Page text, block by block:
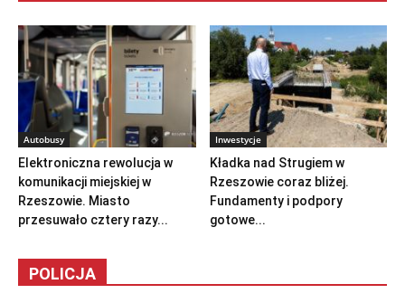
Autobusy
Elektroniczna rewolucja w
komunikacji miejskiej w
Rzeszowie. Miasto
przesuwało cztery razy...
Inwestycje
Kładka nad Strugiem w
Rzeszowie coraz bliżej.
Fundamenty i podpory
gotowe...
POLICJA